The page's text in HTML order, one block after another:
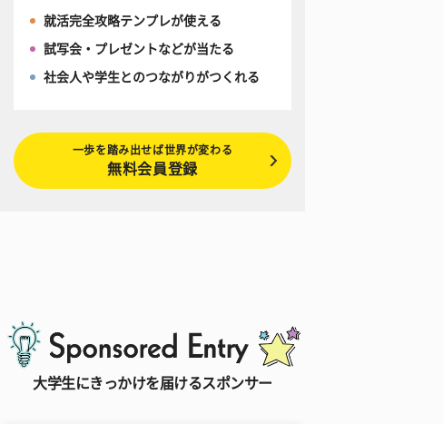
就活完全攻略テンプレが使える
試写会・プレゼントなどが当たる
社会人や学生とのつながりがつくれる
一歩を踏み出せば世界が変わる
無料会員登録
大学生にきっかけを届けるスポンサー